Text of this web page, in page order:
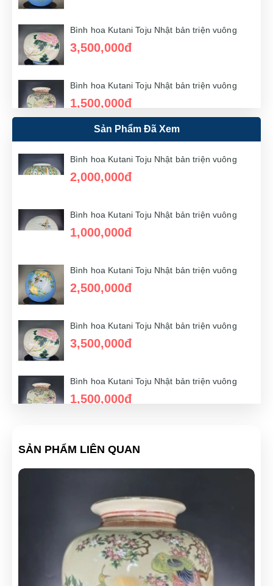
Bình hoa Kutani Toju Nhật bản triện vuông
3,500,000đ
Bình hoa Kutani Toju Nhật bản triện vuông
1,500,000đ
Bình hoa Kutani Toju Nhật bản triện vuông
3,000,000đ
2,500,000đ
1,500,000đ
2,500,000đ
2,500,000đ
Sản Phẩm Đã Xem
Bình hoa Kutani Toju Nhật bản triện vuông
2,000,000đ
Bình hoa Kutani Toju Nhật bản triện vuông
1,000,000đ
Bình hoa Kutani Toju Nhật bản triện vuông
2,500,000đ
Bình hoa Kutani Toju Nhật bản triện vuông
3,500,000đ
Bình hoa Kutani Toju Nhật bản triện vuông
1,500,000đ
3,000,000đ
2,500,000đ
Bình hoa Kutani Toju Nhật bản triện vuông
1,500,000đ
SẢN PHẨM LIÊN QUAN